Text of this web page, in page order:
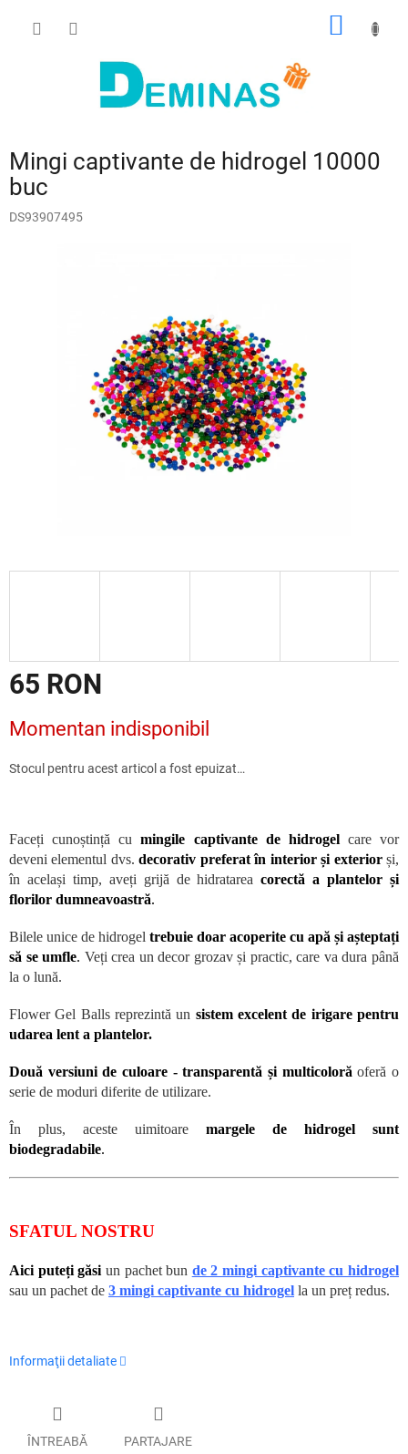
COŞ
Mingi captivante de hidrogel 10000
buc
DS93907495
65 RON
preţ:
Momentan indisponibil
Stocul pentru acest articol a fost epuizat…
Faceți cunoștință cumingile captivante de hidrogelcare vor
deveni elementul dvs.decorativ preferat în interior și exteriorși,
în același timp, aveți grijă de hidratareacorectă a plantelor și
florilor dumneavoastră.
Bilele unice de hidrogel trebuie doar acoperite cu apă și așteptați
să se umfle. Veți crea un decor grozav și practic, care va dura până
la o lună.
Flower Gel Balls reprezintă un sistem excelent de irigare pentru
udarea lent a plantelor.
Două versiuni de culoare - transparentă și multicoloră oferă o
serie de moduri diferite de utilizare.
În plus, aceste uimitoare margele de hidrogel sunt
biodegradabile.
SFATUL NOSTRU
Aici puteți găsi un pachet bun de 2 mingi captivante cu hidrogel
sau un pachet de 3 mingi captivante cu hidrogel la un preț redus.
Informaţii detaliate
ÎNTREABĂ PARTAJARE